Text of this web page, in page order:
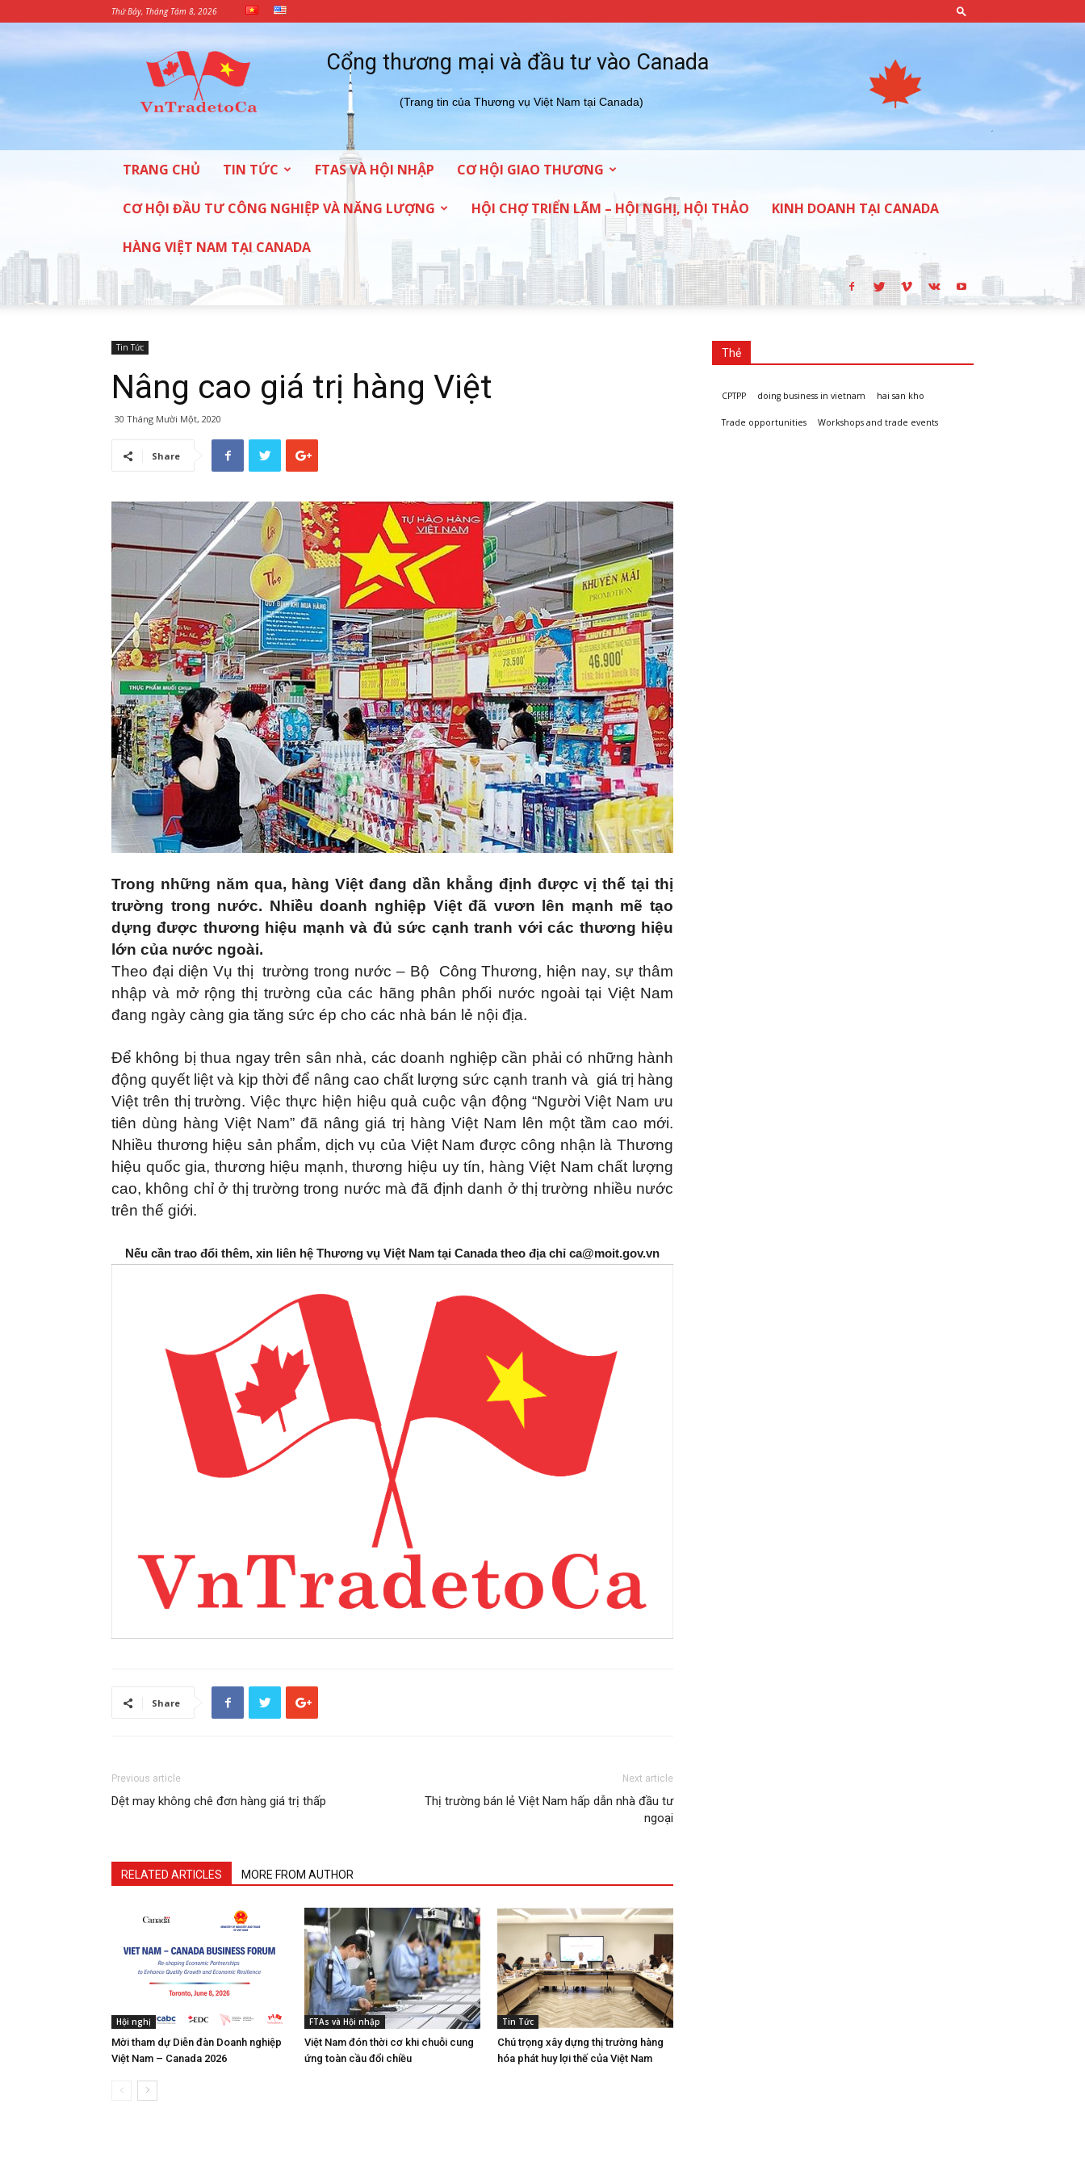
Thứ Bảy, Tháng Tám 8, 2026
Cổng
Thông
tin
thương
mại
đầu
tư
Canada
Cổng thương mại và đầu tư vào Canada
(Trang tin của Thương vụ Việt Nam tại Canada)
TRANG CHỦ TIN TỨC FTAS VÀ HỘI NHẬP CƠ HỘI GIAO THƯƠNG
CƠ HỘI ĐẦU TƯ CÔNG NGHIỆP VÀ NĂNG LƯỢNG HỘI CHỢ TRIỂN LÃM – HỘI NGHỊ, HỘI THẢO KINH DOANH TẠI CANADA
HÀNG VIỆT NAM TẠI CANADA
Tin Tức
Nâng cao giá trị hàng Việt
30 Tháng Mười Một, 2020
Share
Trong những năm qua, hàng Việt đang dần khẳng định được vị thế tại thị
trường trong nước. Nhiều doanh nghiệp Việt đã vươn lên mạnh mẽ tạo
dựng được thương hiệu mạnh và đủ sức cạnh tranh với các thương hiệu
lớn của nước ngoài.
Theo đại diện Vụ thị trường trong nước – Bộ Công Thương, hiện nay, sự thâm
nhập và mở rộng thị trường của các hãng phân phối nước ngoài tại Việt Nam
đang ngày càng gia tăng sức ép cho các nhà bán lẻ nội địa.
Để không bị thua ngay trên sân nhà, các doanh nghiệp cần phải có những hành
động quyết liệt và kịp thời để nâng cao chất lượng sức cạnh tranh và giá trị hàng
Việt trên thị trường. Việc thực hiện hiệu quả cuộc vận động “Người Việt Nam ưu
tiên dùng hàng Việt Nam” đã nâng giá trị hàng Việt Nam lên một tầm cao mới.
Nhiều thương hiệu sản phẩm, dịch vụ của Việt Nam được công nhận là Thương
hiệu quốc gia, thương hiệu mạnh, thương hiệu uy tín, hàng Việt Nam chất lượng
cao, không chỉ ở thị trường trong nước mà đã định danh ở thị trường nhiều nước
trên thế giới.
Nếu cần trao đổi thêm, xin liên hệ Thương vụ Việt Nam tại Canada theo địa chỉ ca@moit.gov.vn
Share
Previous article
Dệt may không chê đơn hàng giá trị thấp
Next article
Thị trường bán lẻ Việt Nam hấp dẫn nhà đầu tư
ngoại
RELATED ARTICLES MORE FROM AUTHOR
Hội nghị
Mời tham dự Diễn đàn Doanh nghiệp
Việt Nam – Canada 2026
FTAs và Hội nhập
Việt Nam đón thời cơ khi chuỗi cung
ứng toàn cầu đổi chiều
Tin Tức
Chú trọng xây dựng thị trường hàng
hóa phát huy lợi thế của Việt Nam
Thẻ
CPTPP doing business in vietnam hai san kho
Trade opportunities Workshops and trade events